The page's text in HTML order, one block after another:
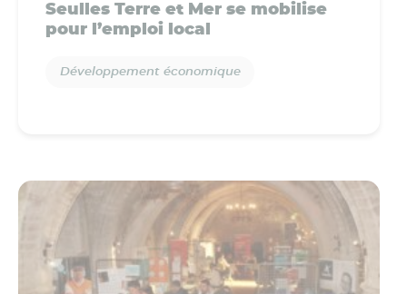
Seulles Terre et Mer se mobilise
pour l’emploi local
Développement économique